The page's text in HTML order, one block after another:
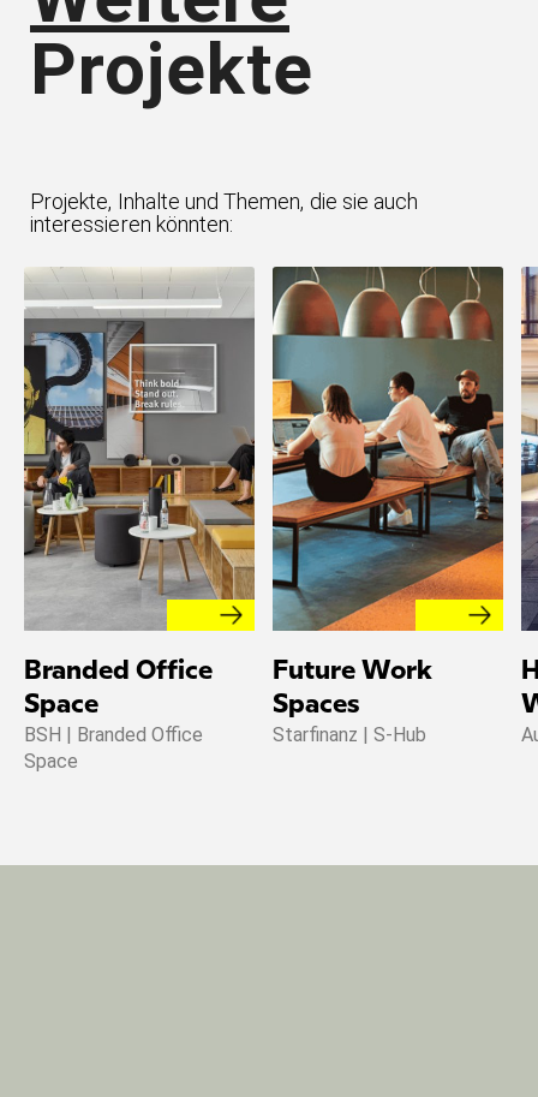
Projekte
Projekte, Inhalte und Themen, die sie auch
interessieren könnten:
Branded Office
Space
BSH | Branded Office
Space
Future Work
Spaces
Starfinanz | S-Hub